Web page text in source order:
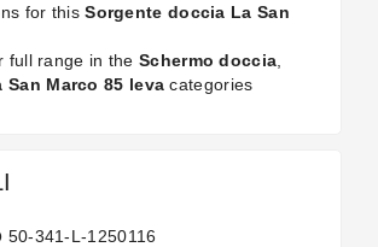
for thisSorgente doccia La San
full range in the Schermo doccia
San Marco 85 leva categories
50-341-L-1250116